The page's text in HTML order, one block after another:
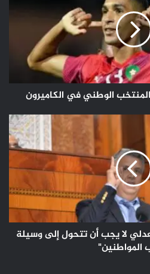
الوطني في الكاميرون
لا يجب أن تتحول إلى وسيلة
المواطنين"